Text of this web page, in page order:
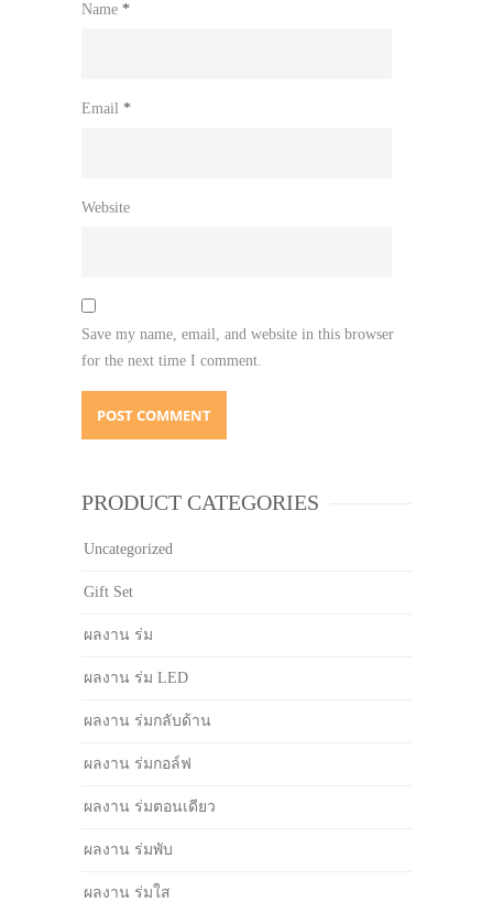
Name *
Email *
Website
Save my name, email, and website in this browser
for the next time I comment.
PRODUCT CATEGORIES
Uncategorized
Gift Set
ผลงาน ร่ม
ผลงาน ร่ม LED
ผลงาน ร่มกลับด้าน
ผลงาน ร่มกอล์ฟ
ผลงาน ร่มตอนเดียว
ผลงาน ร่มพับ
ผลงาน ร่มใส